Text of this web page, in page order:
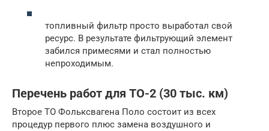
топливный фильтр просто выработал свой
ресурс. В результате фильтрующий элемент
забился примесями и стал полностью
непроходимым.
Перечень работ для ТО-2 (30 тыс. км)
Второе ТО Фольксвагена Поло состоит из всех
процедур первого плюс замена воздушного и